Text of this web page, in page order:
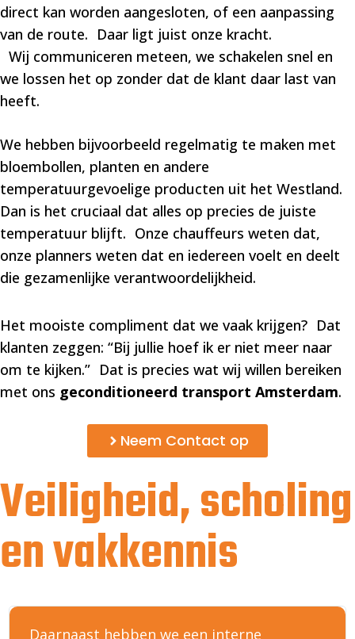
direct kan worden aangesloten, of een aanpassing
van de route. Daar ligt juist onze kracht.
Wij communiceren meteen, we schakelen snel en
we lossen het op zonder dat de klant daar last van
heeft.
We hebben bijvoorbeeld regelmatig te maken met
bloembollen, planten en andere
temperatuurgevoelige producten uit het Westland.
Dan is het cruciaal dat alles op precies de juiste
temperatuur blijft. Onze chauffeurs weten dat,
onze planners weten dat en iedereen voelt en deelt
die gezamenlijke verantwoordelijkheid.
Het mooiste compliment dat we vaak krijgen? Dat
klanten zeggen: “Bij jullie hoef ik er niet meer naar
om te kijken.” Dat is precies wat wij willen bereiken
met ons geconditioneerd transport Amsterdam.
Neem Contact op
Veiligheid, scholing
en vakkennis
Daarnaast hebben we een interne